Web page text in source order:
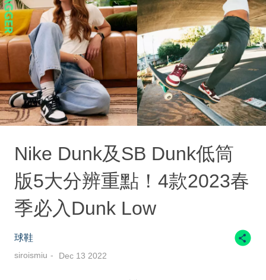
Nike Dunk及SB Dunk低筒
版5大分辨重點！4款2023春
季必入Dunk Low
球鞋
siroismiu Dec 13 2022